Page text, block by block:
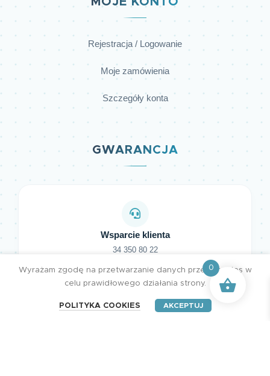
Rejestracja / Logowanie
Moje zamówienia
Szczegóły konta
GWARANCJA
Wsparcie klienta
34 350 80 22
Wyrażam zgodę na przetwarzanie danych przez cookies w
celu prawidłowego działania strony.
POLITYKA COOKIES AKCEPTUJ
0